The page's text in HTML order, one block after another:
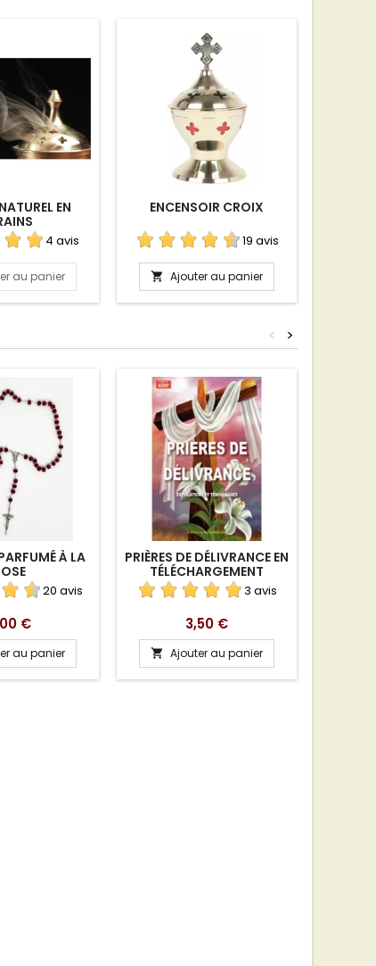
EN
4 avis
au panier
ENCENSOIR CROIX
19 avis
 Ajouter au panier
>
<
À LA
20 avis
€
au panier
PRIÈRES DE DÉLIVRANCE EN
TÉLÉCHARGEMENT
3 avis
Prix
3,50 €
 Ajouter au panier